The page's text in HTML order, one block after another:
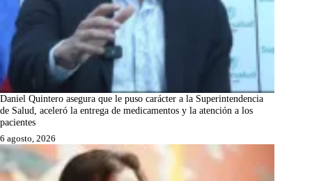
Daniel Quintero asegura que le puso carácter a la Superintendencia
de Salud, aceleró la entrega de medicamentos y la atención a los
pacientes
6 agosto, 2026